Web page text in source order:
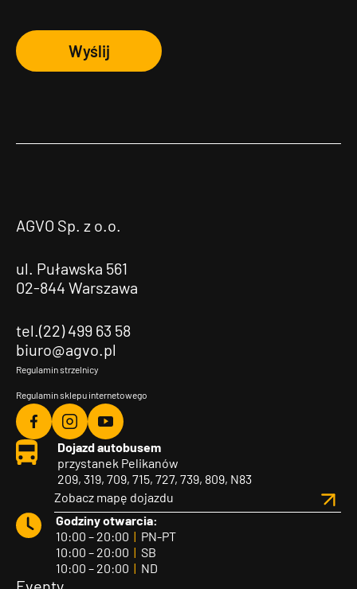
Wyślij
AGVO Sp. z o.o.
ul. Puławska 561
02-844 Warszawa
tel.(22) 499 63 58
biuro@agvo.pl
Regulamin strzelnicy
Regulamin sklepu internetowego
Agvo
Facebook
Agvo
Instagram
Agvo
YouTube
Dojazd autobusem
przystanek Pelikanów
209, 319, 709, 715, 727, 739, 809, N83
Zobacz mapę dojazdu
Godziny otwarcia:
10:00 – 20:00 | PN-PT
10:00 – 20:00 | SB
10:00 – 20:00 | ND